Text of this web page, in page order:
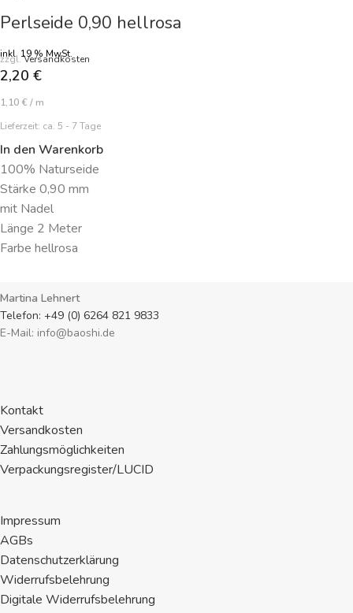
Perlseide 0,90 hellrosa
inkl. 19 % MwSt.
zzgl.Versandkosten
2,20 €
1,10 € / m
Lieferzeit: ca. 5 - 7 Tage
In den Warenkorb
100% Naturseide
Stärke 0,90 mm
mit Nadel
Länge 2 Meter
Farbe hellrosa
Martina Lehnert
Telefon: +49 (0) 6264 821 9833
E-Mail: info@baoshi.de
Kontakt
Versandkosten
Zahlungsmöglichkeiten
Verpackungsregister/LUCID
Impressum
AGBs
Datenschutzerklärung
Widerrufsbelehrung
Digitale Widerrufsbelehrung